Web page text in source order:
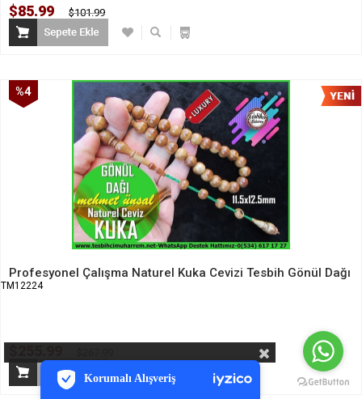
Korumalı Alışveriş
7/24 Canlı Destek
iyzico Korumalı Alışveriş
$85.99 $101.99
Profesyonel Çalışma Naturel Kuka Cevizi Tesbih Gönül Dağı
TM12224
%4